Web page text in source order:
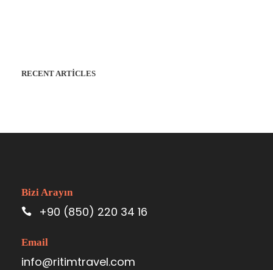
RECENT ARTICLES
Bizi Arayın
+90 (850) 220 34 16
Email
info@ritimtravel.com